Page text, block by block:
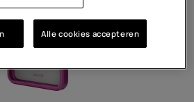
Alle cookies accepteren